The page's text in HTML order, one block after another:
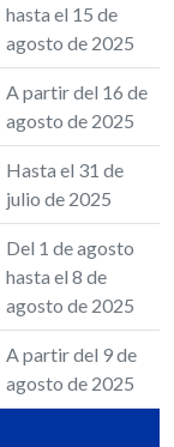
hasta el 15 de
agosto de 2025
A partir del 16 de
agosto de 2025
Hasta el 31 de
julio de 2025
Del 1 de agosto
hasta el 8 de
agosto de 2025
A partir del 9 de
agosto de 2025